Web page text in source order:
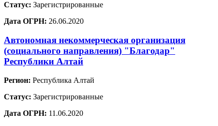
Статус: Зарегистрированные
Дата ОГРН: 26.06.2020
Автономная некоммерческая организация
(социального направления) "Благодар"
Республики Алтай
Регион: Республика Алтай
Статус: Зарегистрированные
Дата ОГРН: 11.06.2020